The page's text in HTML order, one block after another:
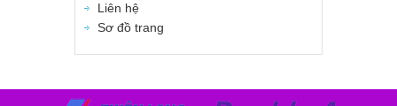
Liên hệ
Sơ đồ trang